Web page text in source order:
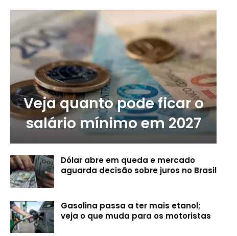
Veja quanto pode ficar o
salário mínimo em 2027
Dólar abre em queda e mercado
aguarda decisão sobre juros no Brasil
Gasolina passa a ter mais etanol;
veja o que muda para os motoristas